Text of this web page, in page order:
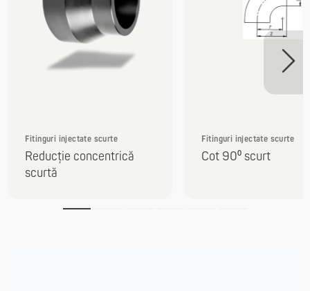
Fitinguri injectate scurte
Reducție concentrică
scurtă
Fitinguri injectate scurte
Cot 90⁰ scurt